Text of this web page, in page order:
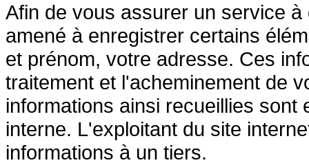
Afin de vous assurer un service
amené à enregistrer certains
et prénom, votre adresse. Ces
traitement et l'acheminement de
informations ainsi recueillies
interne. L'exploitant du site
informations à un tiers.